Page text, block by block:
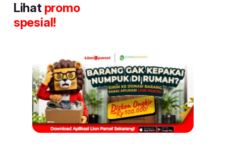
Lihat promo
spesial!